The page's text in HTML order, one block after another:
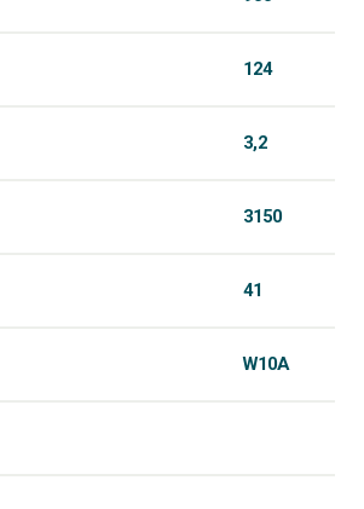
124
3,2
3150
41
W10A